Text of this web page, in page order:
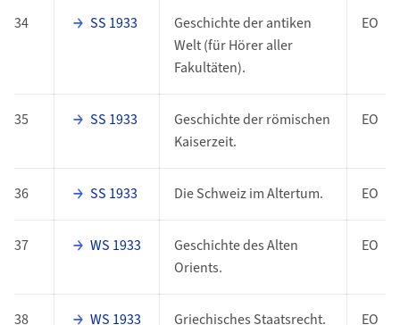
34 SS 1933
Geschichte der antiken
Welt (für Hörer aller
Fakultäten).
EO
35 SS 1933
Geschichte der römischen
Kaiserzeit.
EO
36 SS 1933 Die Schweiz im Altertum. EO
37 WS 1933
Geschichte des Alten
Orients.
EO
38 WS 1933 Griechisches Staatsrecht. EO